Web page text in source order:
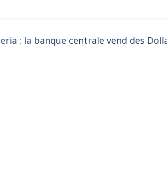
: la banque centrale vend des